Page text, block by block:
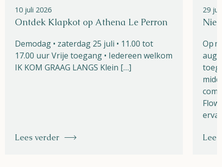
10 juli 2026
Ontdek Klapkot op Athena Le Perron
Demodag • zaterdag 25 juli • 11.00 tot
17.00 uur Vrije toegang • Iedereen welkom
IK KOM GRAAG LANGS Klein […]
Lees verder
29
Op